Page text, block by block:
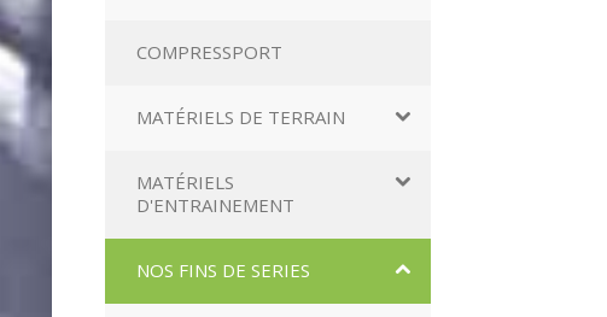
COMPRESSPORT
MATÉRIELS DE TERRAIN
MATÉRIELS
D'ENTRAINEMENT
NOS FINS DE SERIES